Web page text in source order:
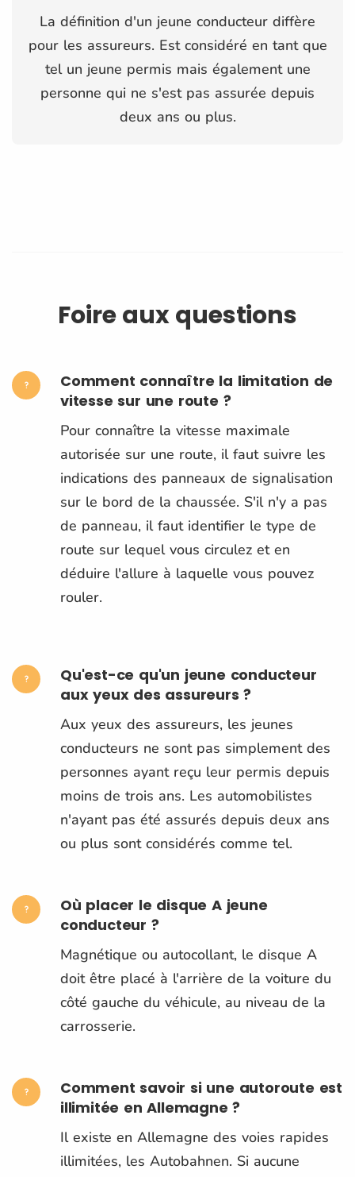
La définition d'un jeune conducteur diffère
pour les assureurs. Est considéré en tant que
tel un jeune permis mais également une
personne qui ne s'est pas assurée depuis
deux ans ou plus.
Foire aux questions
Comment connaître la limitation de
vitesse sur une route ?
Pour connaître la vitesse maximale
autorisée sur une route, il faut suivre les
indications des panneaux de signalisation
sur le bord de la chaussée. S'il n'y a pas
de panneau, il faut identifier le type de
route sur lequel vous circulez et en
déduire l'allure à laquelle vous pouvez
rouler.
Qu'est-ce qu'un jeune conducteur
aux yeux des assureurs ?
Aux yeux des assureurs, les jeunes
conducteurs ne sont pas simplement des
personnes ayant reçu leur permis depuis
moins de trois ans. Les automobilistes
n'ayant pas été assurés depuis deux ans
ou plus sont considérés comme tel.
Où placer le disque A jeune
conducteur ?
Magnétique ou autocollant, le disque A
doit être placé à l'arrière de la voiture du
côté gauche du véhicule, au niveau de la
carrosserie.
Comment savoir si une autoroute est
illimitée en Allemagne ?
Il existe en Allemagne des voies rapides
illimitées, les Autobahnen. Si aucune